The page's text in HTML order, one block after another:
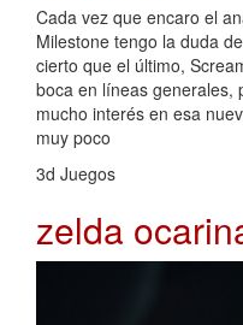
Cada vez que encaro el
Milestone tengo la duda
cierto que el último,
boca en líneas generales,
mucho interés en esa
muy poco
3d Juegos
zelda